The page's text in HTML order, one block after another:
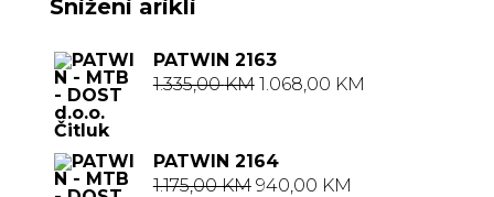
Sniženi arikli
PATWIN 2163
1.335,00KM Izvorna
je:
1.068,00 KM
PATWIN 2164
1.175,00KM Izvorna
940,00 KM